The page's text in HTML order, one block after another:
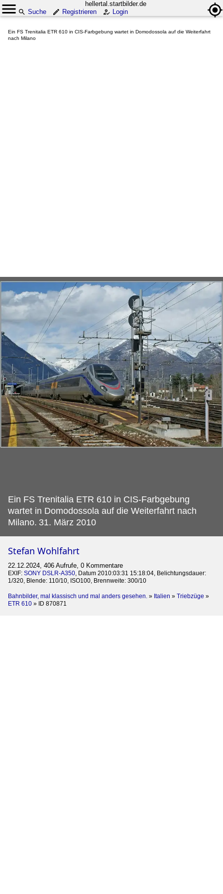
hellertal.startbilder.de
Suche
Registrieren Login
Ein FS Trenitalia ETR 610 in CIS-Farbgebung wartet in Domodossola auf die Weiterfahrt
nach Milano
Ein FS Trenitalia ETR 610 in CIS-Farbgebung
wartet in Domodossola auf die Weiterfahrt nach
Milano. 31. März 2010
Stefan Wohlfahrt
22.12.2024, 406 Aufrufe, 0 Kommentare
EXIF: SONY DSLR-A350, Datum 2010:03:31 15:18:04, Belichtungsdauer:
1/320, Blende: 110/10, ISO100, Brennweite: 300/10
Bahnbilder, mal klassisch und mal anders gesehen. » Italien » Triebzüge »
ETR 610 » ID 870871